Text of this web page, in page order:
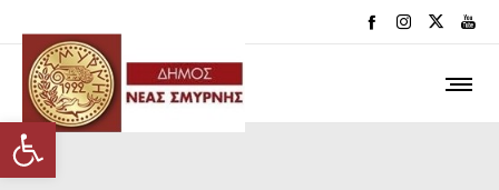
Ανοίξτε τη γραμμή εργαλείων